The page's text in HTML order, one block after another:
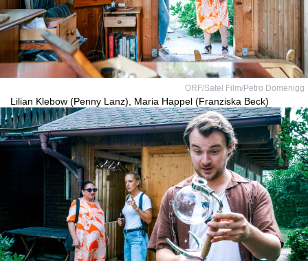
ORF/Satel Film/Petro Domenigg
Lilian Klebow (Penny Lanz), Maria Happel (Franziska Beck)